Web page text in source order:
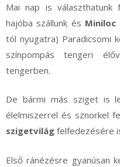
Mai nap is választhatunk
hajóba szállunk és Miniloc
tól nyugatra) Paradicsomi
színpompás tengeri
tengerben.
De bármi más sziget is
élelmiszerrel és sznorkel
szigetvilág felfedezésére
Első ránézésre gyanúsan